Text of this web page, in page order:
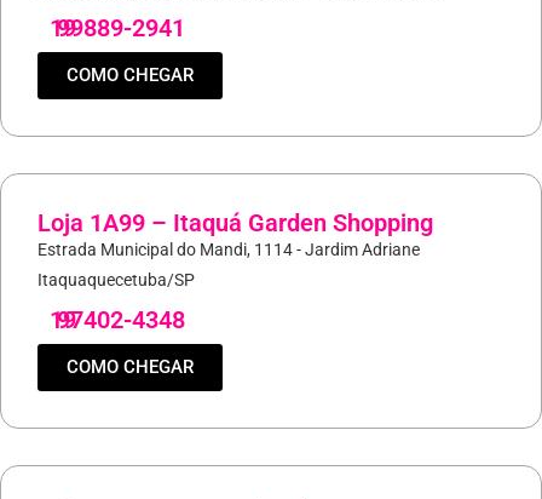
19
99889-2941
COMO CHEGAR
Loja 1A99 – Itaquá Garden Shopping
Estrada Municipal do Mandi, 1114 - Jardim Adriane
Itaquaquecetuba/SP
19
97402-4348
COMO CHEGAR